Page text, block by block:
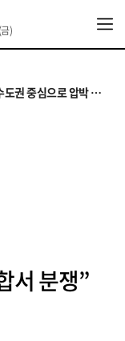
)
중심으로 압박 커져
투법 불확실성 해법은
과 상식'으로
서 분쟁”